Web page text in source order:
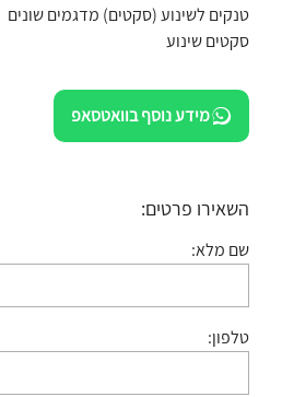
טנקים לשינוע (סקטים) מדגמים שונים
סקטים שינוע
מידע נוסף בוואטסאפ
השאירו פרטים:
שם מלא:
טלפון: